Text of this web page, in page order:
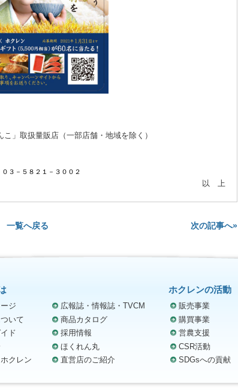
取扱量販店（一部店舗・地域を除く）
０３－５８２１－３００２
以 上
一覧へ戻る 次の記事へ»
ジ
いて
ド
クレン
広報誌・情報誌・TVCM
商品カタログ
採用情報
ほくれん丸
直営店のご紹介
ホクレンの活動
販売事業
購買事業
営農支援
CSR活動
SDGsへの貢献